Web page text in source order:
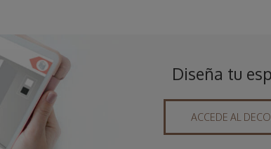
Diseña tu
ACCEDE AL